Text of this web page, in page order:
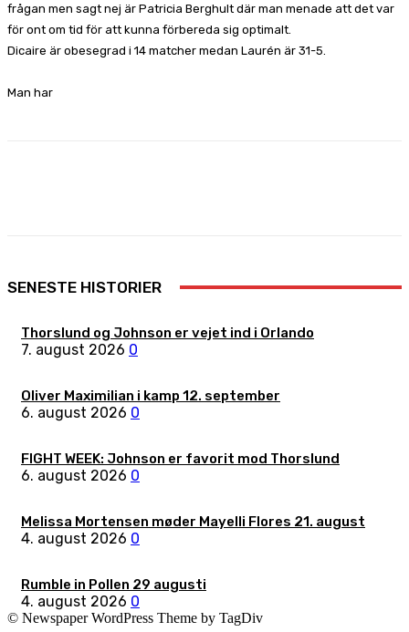
frågan men sagt nej är Patricia Berghult där man menade att det var
för ont om tid för att kunna förbereda sig optimalt.
Dicaire är obesegrad i 14 matcher medan Laurén är 31-5.
Man har
SENESTE HISTORIER
Thorslund og Johnson er vejet ind i Orlando
7. august 2026 0
Oliver Maximilian i kamp 12. september
6. august 2026 0
FIGHT WEEK: Johnson er favorit mod Thorslund
6. august 2026 0
Melissa Mortensen møder Mayelli Flores 21. august
4. august 2026 0
Rumble in Pollen 29 augusti
4. august 2026 0
© Newspaper WordPress Theme by TagDiv